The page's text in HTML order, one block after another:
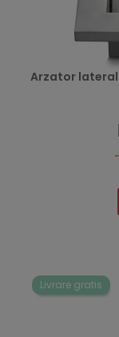
Arzator lateral
Livrare gratis